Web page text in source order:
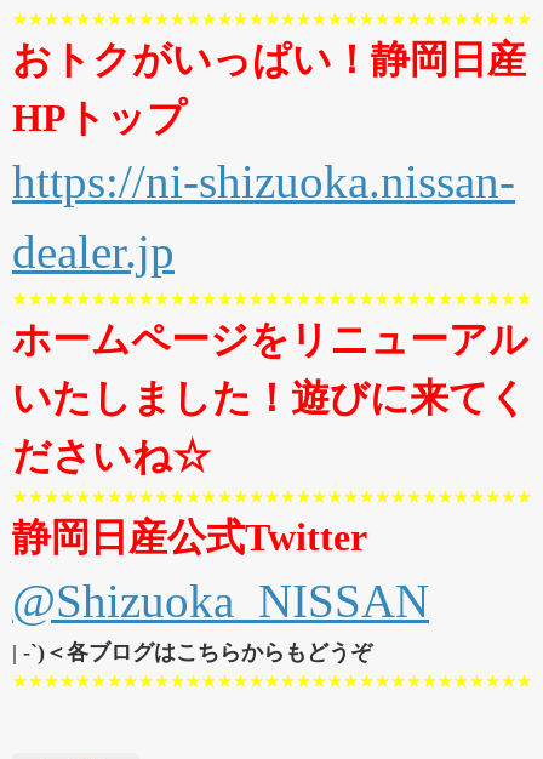
おトクがいっぱい！静岡日産
HPトップ
https://ni-shizuoka.nissan-
dealer.jp
ホームページをリニューアル
いたしました！遊びに来てく
ださいね☆
静岡日産公式Twitter
@Shizuoka_NISSAN
| -`)＜各ブログはこちらからもどうぞ